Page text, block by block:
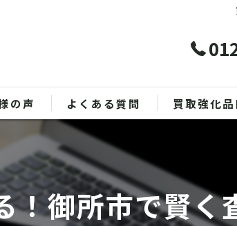
の声 よくある質問 買取強化品
ブランド品
貴金属
！御所市で賢く